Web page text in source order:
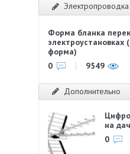
Электропроводка
Форма бланка
электроустановках
форма)
0
9549
Дополнительно
на
0